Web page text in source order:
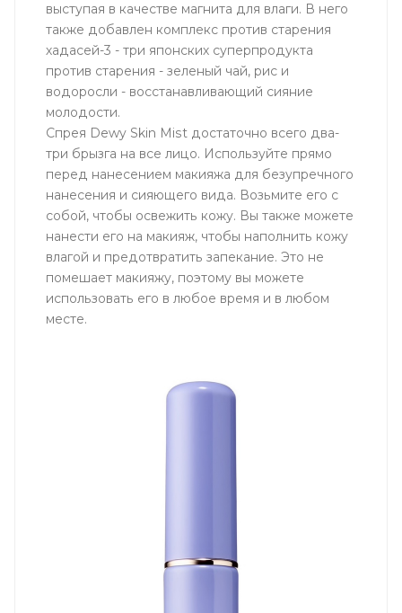
выступая в качестве магнита для влаги. В него
также добавлен комплекс против старения
хадасей-3 - три японских суперпродукта
против старения - зеленый чай, рис и
водоросли - восстанавливающий сияние
молодости.
Спрея Dewy Skin Mist достаточно всего два-
три брызга на все лицо. Используйте прямо
перед нанесением макияжа для безупречного
нанесения и сияющего вида. Возьмите его с
собой, чтобы освежить кожу. Вы также можете
нанести его на макияж, чтобы наполнить кожу
влагой и предотвратить запекание. Это не
помешает макияжу, поэтому вы можете
использовать его в любое время и в любом
месте.